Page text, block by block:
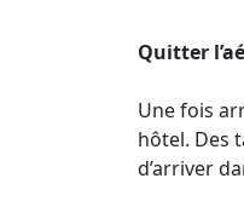
Quitter
Une fois
hôtel. Des
d’arriver